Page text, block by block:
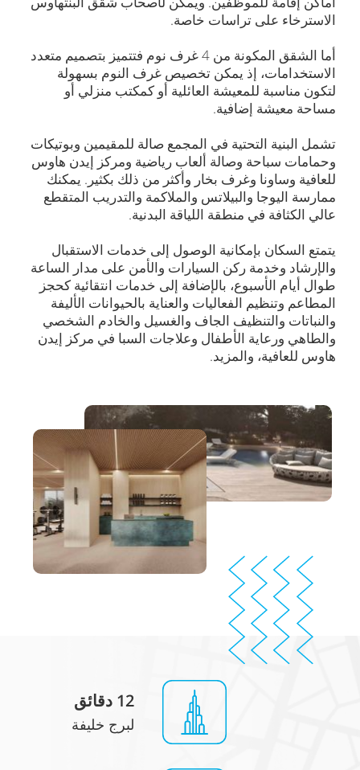
الاسترخاء على تراسات خاصة.
أما الشقق المكونة من 4 غرف نوم فتتميز بتصميم متعدد
الاستخدامات، إذ يمكن تخصيص غرف النوم بسهولة
لتكون مناسبة للمعيشة العائلية أو كمكتب منزلي أو
مساحة معيشة إضافية.
تشمل البنية التحتية في المجمع صالة للمقيمين وبوتيكات
وحمامات سباحة وصالة ألعاب رياضية ومركز إيدن هاوس
للعافية وساونا وغرف بخار وأكثر من ذلك بكثير. يمكنك
ممارسة اليوجا والبيلاتس والملاكمة والتدريب المتقطع
عالي الكثافة في منطقة اللياقة البدنية.
يتمتع السكان بإمكانية الوصول إلى خدمات الاستقبال
والإرشاد وخدمة ركن السيارات والأمن على مدار الساعة
طوال أيام الأسبوع، بالإضافة إلى خدمات انتقائية كحجز
المطاعم وتنظيم الفعاليات والعناية بالحيوانات الأليفة
والنباتات والتنظيف الجاف والغسيل والخادم الشخصي
والطاهي ورعاية الأطفال وعلاجات السبا في مركز إيدن
هاوس للعافية، والمزيد.
12 دقائق
لبرج خليفة